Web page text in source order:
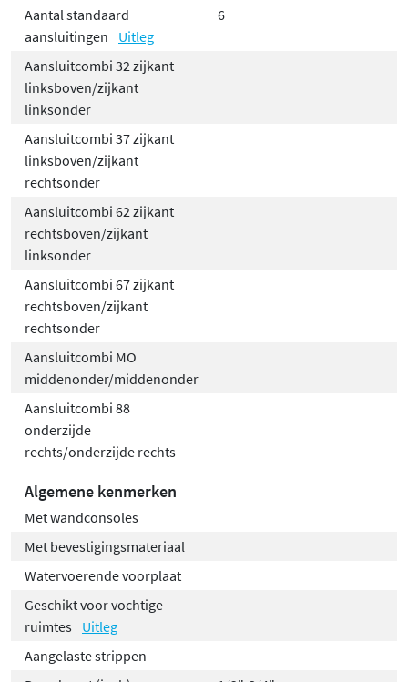
Aantal standaard
aansluitingen
Uitleg
6
Aansluitcombi 32 zijkant
linksboven/zijkant
linksonder
Aansluitcombi 37 zijkant
linksboven/zijkant
rechtsonder
Aansluitcombi 62 zijkant
rechtsboven/zijkant
linksonder
Aansluitcombi 67 zijkant
rechtsboven/zijkant
rechtsonder
Aansluitcombi MO
middenonder/middenonder
Aansluitcombi 88
onderzijde
rechts/onderzijde rechts
Algemene kenmerken
Met wandconsoles
Met bevestigingsmateriaal
Watervoerende voorplaat
Geschikt voor vochtige
ruimtes Uitleg
Aangelaste strippen